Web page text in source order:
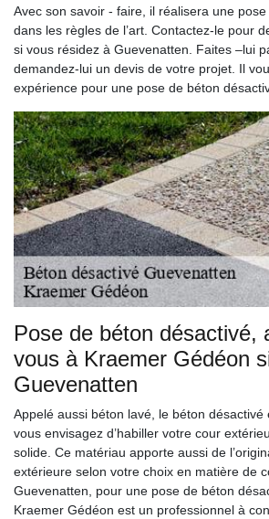
Avec son savoir - faire, il réalisera une
dans les règles de l’art. Contactez-le pour
si vous résidez à Guevenatten. Faites –lui
demandez-lui un devis de votre projet. Il
expérience pour une pose de béton
Pose de béton désactivé,
vous à Kraemer Gédéon
Guevenatten
Appelé aussi béton lavé, le béton désactivé
vous envisagez d’habiller votre cour
solide. Ce matériau apporte aussi de
extérieure selon votre choix en matière de
Guevenatten, pour une pose de béton
Kraemer Gédéon est un professionnel à